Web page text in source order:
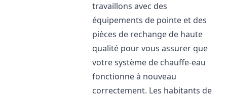
travaillons avec des
équipements de pointe et des
pièces de rechange de haute
qualité pour vous assurer que
votre système de chauffe-eau
fonctionne à nouveau
correctement. Les habitants de